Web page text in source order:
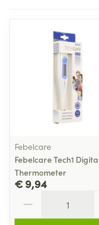
Febelcare
Febelcare Tech1
Thermometer
€ 9,94